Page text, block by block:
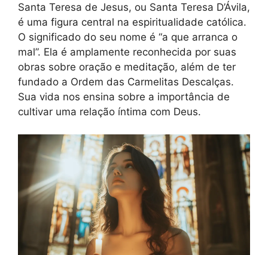
Santa Teresa de Jesus, ou Santa Teresa D’Ávila,
é uma figura central na espiritualidade católica.
O significado do seu nome é “a que arranca o
mal”. Ela é amplamente reconhecida por suas
obras sobre oração e meditação, além de ter
fundado a Ordem das Carmelitas Descalças.
Sua vida nos ensina sobre a importância de
cultivar uma relação íntima com Deus.